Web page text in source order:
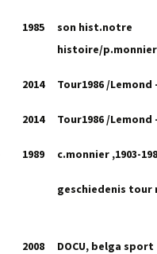
1985
son hist.notre
histoire/p.monnier
2014 Tour1986 /Lemond
2014 Tour1986 /Lemond
1989 c.monnier ,1903-
geschiedenis tour
2008 DOCU, belga sport